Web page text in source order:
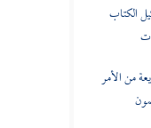
الكتاب
من الأمر